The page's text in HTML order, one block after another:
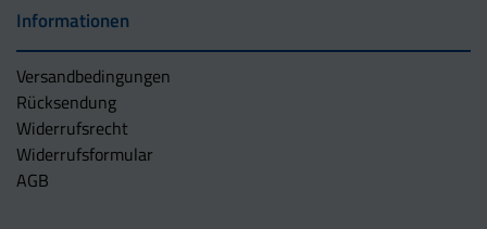
Informationen
Versandbedingungen
Rücksendung
Widerrufsrecht
Widerrufsformular
AGB